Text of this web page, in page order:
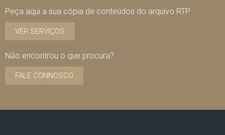
Peça aqui a sua cópia de conteúdos do arquivo RTP
VER SERVIÇOS
Não encontrou o que procura?
FALE CONNOSCO